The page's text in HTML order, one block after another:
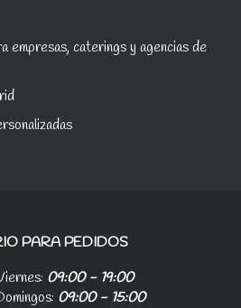
empresas, caterings y agencias de
PARA PEDIDOS
09:00 - 19:00
09:00 - 15:00